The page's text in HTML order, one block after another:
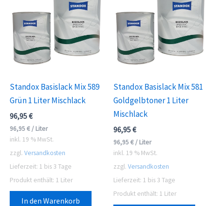
Standox Basislack Mix 589
Grün 1 Liter Mischlack
96,95€
96,95€ / Liter
inkl. 19 % MwSt.
zzgl. Versandkosten
Lieferzeit: 1 bis 3 Tage
Produkt enthält: 1 Liter
In den Warenkorb
Standox Basislack Mix 581
Goldgelbtoner 1 Liter
Mischlack
96,95€
96,95€ / Liter
inkl. 19 % MwSt.
zzgl. Versandkosten
Lieferzeit: 1 bis 3 Tage
Produkt enthält: 1 Liter